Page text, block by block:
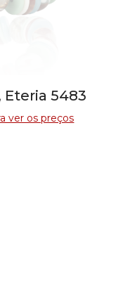
Eteria 5483
ver os preços